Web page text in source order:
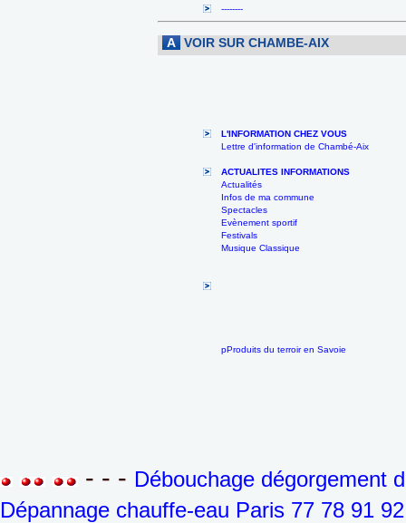
--------
A VOIR SUR CHAMBE-AIX
L'INFORMATION CHEZ VOUS
Lettre d'information de Chambé-Aix
ACTUALITES INFORMATIONS
Actualités
Infos de ma commune
Spectacles
Evènement sportif
Festivals
Musique Classique
pProduits du terroir en Savoie
- - - Débouchage dégorgement
Dépannage chauffe-eau Paris 77 78 91